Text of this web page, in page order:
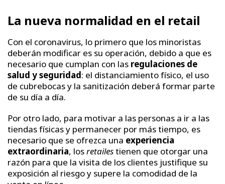
La nueva normalidad en el retail
Con el coronavirus, lo primero que los minoristas
deberán modificar es su operación, debido a que es
necesario que cumplan con las regulaciones de
salud y seguridad: el distanciamiento físico, el uso
de cubrebocas y la sanitización deberá formar parte
de su día a día.
Por otro lado, para motivar a las personas a ir a las
tiendas físicas y permanecer por más tiempo, es
necesario que se ofrezca una experiencia
extraordinaria, losretailestienen que otorgar una
razón para que la visita de los clientes justifique su
exposición al riesgo y supere la comodidad de la